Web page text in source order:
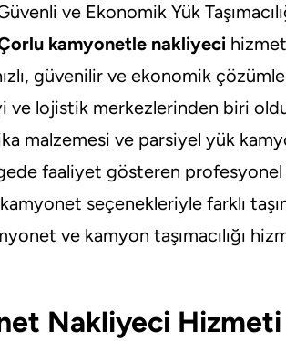
ve Ekonomik Yük
kamyonetle nakliyeci
güvenilir ve ekonomik
ve lojistik merkezlerinden biri
malzemesi ve parsiyel yük
faaliyet gösteren
seçenekleriyle farklı
ve kamyon taşımacılığı
Nakliyeci